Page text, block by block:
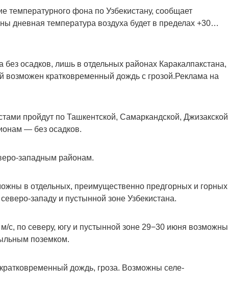
температурного фона по Узбекистану, сообщает
дневная температура воздуха будет в пределах +30…
осадков, лишь в отдельных районах Каракалпакстана,
возможен кратковременный дождь с грозой.Реклама на
пройдут по Ташкентской, Самаркандской, Джизакской
— без осадков.
западным районам.
в отдельных, преимущественно предгорных и горных
западу и пустынной зоне Узбекистана.
с, по северу, югу и пустынной зоне 29−30 июня возможны
поземком.
дождь, гроза. Возможны селе-